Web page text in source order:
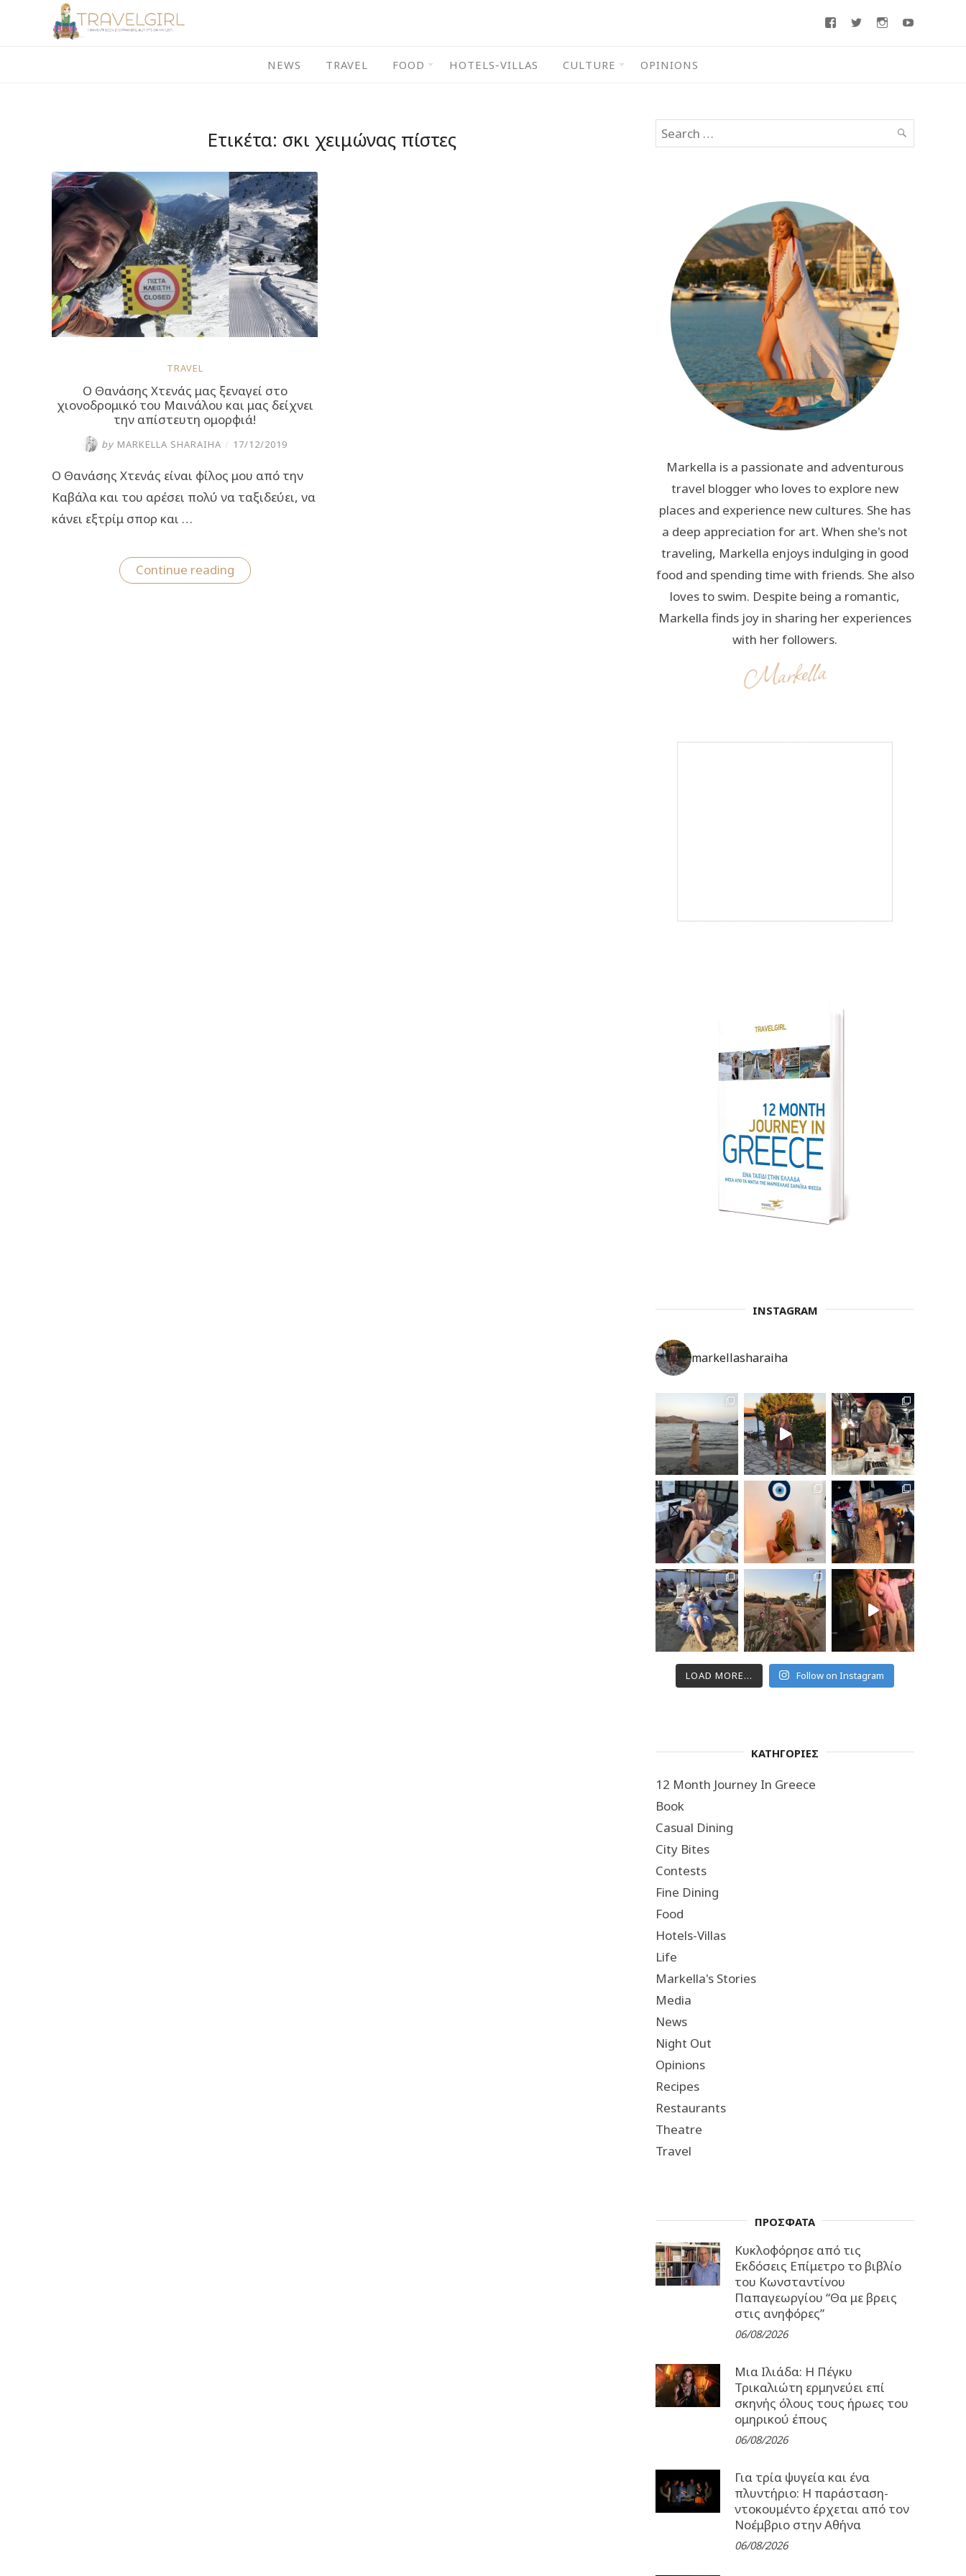
FacebookTwitterInstagram
NEWS TRAVEL FOOD HOTELS-VILLAS CULTURE OPINIONS
Ετικέτα: σκι χειμώνας πίστες
TRAVEL
Ο Θανάσης Χτενάς μας ξεναγεί στο
χιονοδρομικό του Μαινάλου και μας δείχνει
την απίστευτη ομορφιά!
by MARKELLA SHARAIHA / 17/12/2019
Ο Θανάσης Χτενάς είναι φίλος μου από την
Καβάλα και του αρέσει πολύ να ταξιδεύει, να
κάνει εξτρίμ σπορ και …
Continue reading“Ο
Θανάσης
Search
for:
SEARCH
Markella is a passionate and adventurous
travel blogger who loves to explore new
places and experience new cultures. She has
a deep appreciation for art. When she's not
traveling, Markella enjoys indulging in good
food and spending time with friends. She also
loves to swim. Despite being a romantic,
Markella finds joy in sharing her experiences
with her followers.
INSTAGRAM
markellasharaiha
LOAD MORE... Follow on Instagram
ΚΑΤΗΓΟΡΙΕΣ
12 Month Journey In Greece
Book
Casual Dining
City Bites
Contests
Fine Dining
Food
Hotels-Villas
Life
Markella's Stories
Media
News
Night Out
Opinions
Recipes
Restaurants
Theatre
Travel
ΠΡΟΣΦΑΤΑ
Κυκλοφόρησε από τις
Εκδόσεις Επίμετρο το βιβλίο
του Κωνσταντίνου
Παπαγεωργίου “Θα με βρεις
στις ανηφόρες”
06/08/2026
Μια Ιλιάδα: H Πέγκυ
Τρικαλιώτη ερμηνεύει επί
σκηνής όλους τους ήρωες του
ομηρικού έπους
06/08/2026
Για τρία ψυγεία και ένα
πλυντήριο: Η παράσταση-
ντοκουμέντο έρχεται από τον
Νοέμβριο στην Αθήνα
06/08/2026